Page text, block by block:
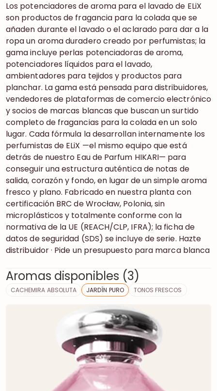
Los potenciadores de aroma para el lavado de ELiX
son productos de fragancia para la colada que se
añaden durante el lavado o el aclarado para dar a la
ropa un aroma duradero creado por perfumistas; la
gama incluye perlas potenciadoras de aroma,
potenciadores líquidos para el lavado,
ambientadores para tejidos y productos para
planchar. La gama está pensada para distribuidores,
vendedores de plataformas de comercio electrónico
y socios de marcas blancas que buscan un surtido
completo de fragancias para la colada en un solo
lugar. Cada fórmula la desarrollan internamente los
perfumistas de ELiX —el mismo equipo que está
detrás de nuestro Eau de Parfum HIKARI— para
conseguir una estructura auténtica de notas de
salida, corazón y fondo, en lugar de un simple aroma
fresco y plano. Fabricado en nuestra planta con
certificación BRC de Wrocław, Polonia, sin
microplásticos y totalmente conforme con la
normativa de la UE (REACH/CLP, IFRA); la ficha de
datos de seguridad (SDS) se incluye de serie. Hazte
distribuidor · Pide un presupuesto para marca blanca
Aromas disponibles (3)
CACHEMIRA ABSOLUTA JARDÍN PURO TONOS FRESCOS